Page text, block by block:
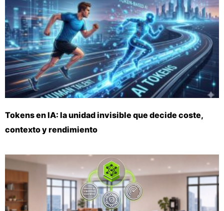
Tokens en IA: la unidad invisible que decide coste,
contexto y rendimiento